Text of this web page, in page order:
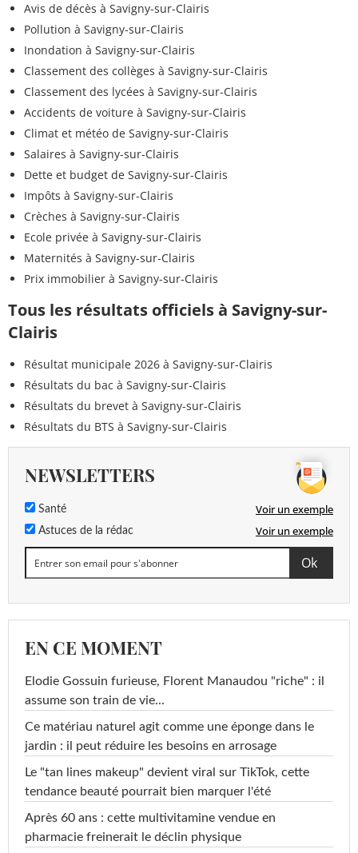
Avis de décès à Savigny-sur-Clairis
Pollution à Savigny-sur-Clairis
Inondation à Savigny-sur-Clairis
Classement des collèges à Savigny-sur-Clairis
Classement des lycées à Savigny-sur-Clairis
Accidents de voiture à Savigny-sur-Clairis
Climat et météo de Savigny-sur-Clairis
Salaires à Savigny-sur-Clairis
Dette et budget de Savigny-sur-Clairis
Impôts à Savigny-sur-Clairis
Crèches à Savigny-sur-Clairis
Ecole privée à Savigny-sur-Clairis
Maternités à Savigny-sur-Clairis
Prix immobilier à Savigny-sur-Clairis
Tous les résultats officiels à Savigny-sur-
Clairis
Résultat municipale 2026 à Savigny-sur-Clairis
Résultats du bac à Savigny-sur-Clairis
Résultats du brevet à Savigny-sur-Clairis
Résultats du BTS à Savigny-sur-Clairis
NEWSLETTERS
Santé Voir un exemple
Astuces de la rédac Voir un exemple
EN CE MOMENT
Elodie Gossuin furieuse, Florent Manaudou "riche" : il
assume son train de vie...
Ce matériau naturel agit comme une éponge dans le
jardin : il peut réduire les besoins en arrosage
Le "tan lines makeup" devient viral sur TikTok, cette
tendance beauté pourrait bien marquer l'été
Après 60 ans : cette multivitamine vendue en
pharmacie freinerait le déclin physique